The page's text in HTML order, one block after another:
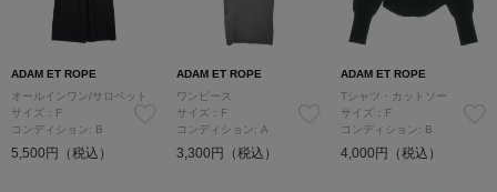
ADAM ET ROPE
オールインワン/サロペット
サイズ：F
コンディション: B
5,500円（税込）
ADAM ET ROPE
ワンピース
サイズ：F
コンディション: A
3,300円（税込）
ADAM ET ROPE
Tシャツ・カットソー
サイズ：F
コンディション: B
4,000円（税込）